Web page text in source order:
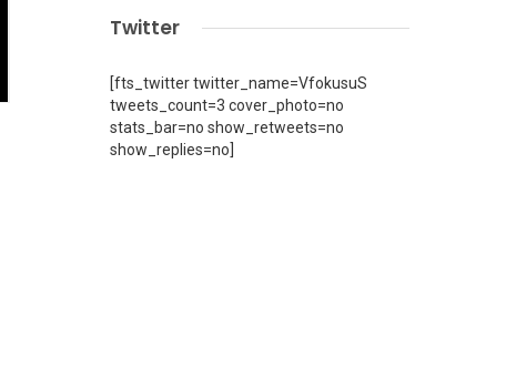
Twitter
[fts_twitter twitter_name=VfokusuS
tweets_count=3 cover_photo=no
stats_bar=no show_retweets=no
show_replies=no]